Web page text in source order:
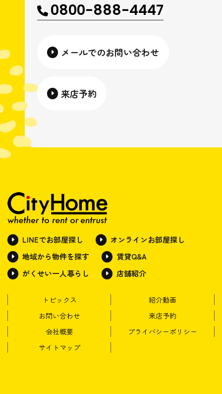
0800-888-4447
メールでのお問い合わせ
来店予約
LINEでお部屋探し
オンラインお部屋探し
地域から物件を探す
賃貸Q&A
がくせい一人暮らし
店舗紹介
トピックス
紹介動画
お問い合わせ
来店予約
会社概要
プライバシーポリシー
サイトマップ